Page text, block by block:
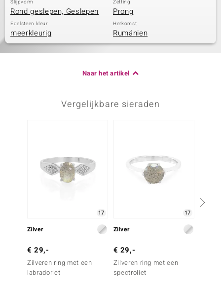
Slijpvorm
Rond geslepen, Geslepen
Zetting
Prong
Edelsteen kleur
meerkleurig
Herkomst
Rumänien
Naar het artikel
Vergelijkbare sieraden
17
Zilver
€ 29,-
Zilveren ring met een
labradoriet
17
Zilver
€ 29,-
Zilveren ring met een
spectroliet